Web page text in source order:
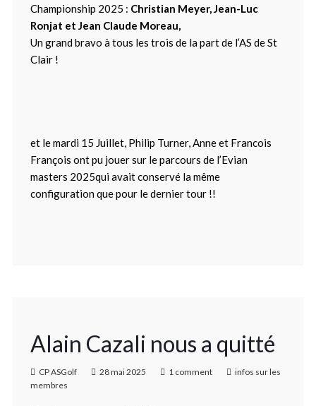
Championship 2025 : Christian Meyer, Jean-Luc
Ronjat et Jean Claude Moreau,
Un grand bravo à tous les trois de la part de l’AS de St
Clair !
et le mardi 15 Juillet, Philip Turner, Anne et Francois
François ont pu jouer sur le parcours de l’Evian
masters 2025qui avait conservé la même
configuration que pour le dernier tour !!
Alain Cazali nous a quitté
CP ASGolf 28 mai 2025 1 comment
infos sur les
membres